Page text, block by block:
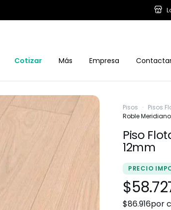
Cotizar Más Empresa
Pisos · Pisos
Roble
Piso
12mm
PRECIO
$86.916por